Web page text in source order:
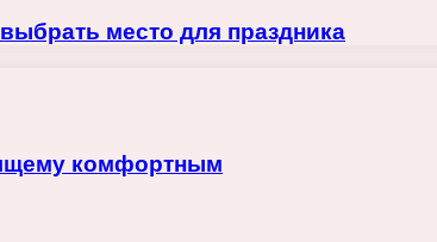
место для праздника
комфортным